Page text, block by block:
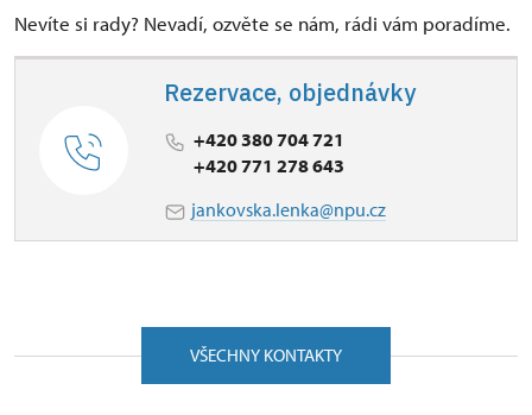
Nevíte si rady? Nevadí, ozvěte se nám, rádi vám poradíme.
Rezervace, objednávky
+420 380 704 721
+420 771 278 643
jankovska.lenka@npu.cz
VŠECHNY KONTAKTY